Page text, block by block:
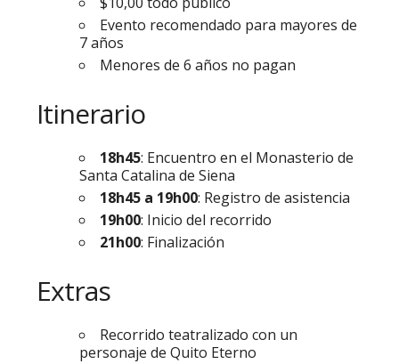
Evento recomendado para mayores de
7 años
Menores de 6 años no pagan
Itinerario
18h45: Encuentro en el Monasterio de
Santa Catalina de Siena
18h45 a 19h00: Registro de asistencia
19h00: Inicio del recorrido
21h00: Finalización
Extras
Recorrido teatralizado con un
personaje de Quito Eterno